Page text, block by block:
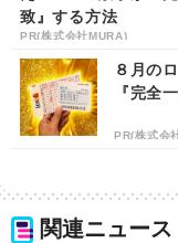
致』する方法
PR(株式会社MURA)
８月の
『完全
PR(株式会
関連ニュース